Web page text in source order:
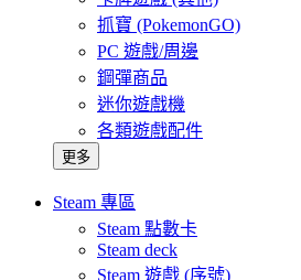
抓寶 (PokemonGO)
PC 遊戲/周邊
鋼彈商品
迷你遊戲機
各類遊戲配件
更多
Steam 專區
Steam 點數卡
Steam deck
Steam 遊戲 (序號)